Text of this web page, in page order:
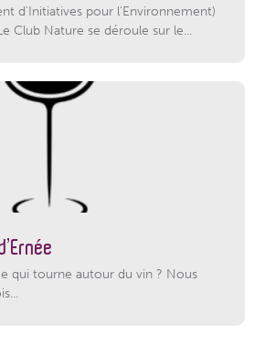
d'Initiatives pour l'Environnement)
Club Nature se déroule sur le...
qui tourne autour du vin ? Nous